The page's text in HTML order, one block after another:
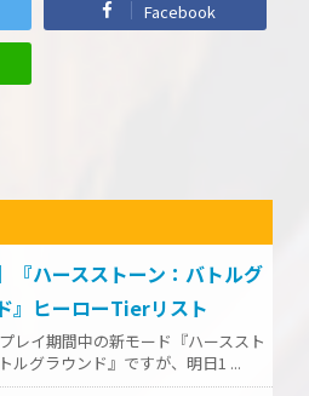
Facebook
『ハースストーン：バトルグ
』ヒーローTierリスト
レイ期間中の新モード『ハーススト
ルグラウンド』ですが、明日1 ...